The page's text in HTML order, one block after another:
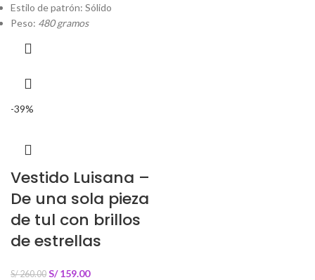
Estilo de patrón: Sólido
Peso: 480 gramos
-39%
Vestido Luisana –
De una sola pieza
de tul con brillos
de estrellas
S/260.00 S/159.00